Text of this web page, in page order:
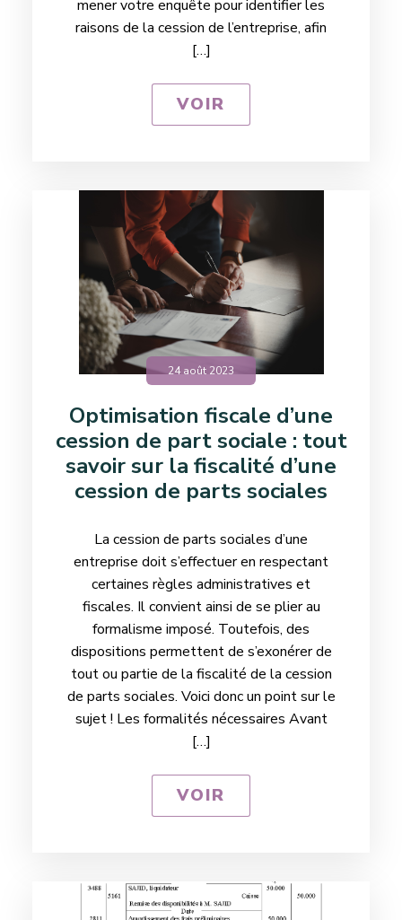
mener votre enquête pour identifier les
raisons de la cession de l’entreprise, afin
[…]
VOIR
24 août 2023
Optimisation fiscale d’une
cession de part sociale : tout
savoir sur la fiscalité d’une
cession de parts sociales
La cession de parts sociales d’une
entreprise doit s’effectuer en respectant
certaines règles administratives et
fiscales. Il convient ainsi de se plier au
formalisme imposé. Toutefois, des
dispositions permettent de s’exonérer de
tout ou partie de la fiscalité de la cession
de parts sociales. Voici donc un point sur le
sujet ! Les formalités nécessaires Avant
[…]
VOIR